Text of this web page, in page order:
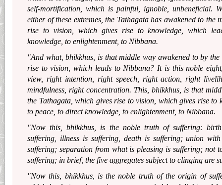
self-mortification, which is painful, ignoble, unbeneficial.
either of these extremes, the Tathagata has awakened to the
rise to vision, which gives rise to knowledge, which
knowledge, to enlightenment, to Nibbana.
"And what, bhikkhus, is that middle way awakened to by
rise to vision, which leads to Nibbana? It is this noble
view, right intention, right speech, right action, right
mindfulness, right concentration. This, bhikkhus, is that
the Tathagata, which gives rise to vision, which gives rise to
to peace, to direct knowledge, to enlightenment, to Nibbana.
"Now this, bhikkhus, is the noble truth of suffering:
suffering, illness is suffering, death is suffering; union
suffering; separation from what is pleasing is suffering; not
suffering; in brief, the five aggregates subject to clinging are
"Now this, bhikkhus, is the noble truth of the origin of